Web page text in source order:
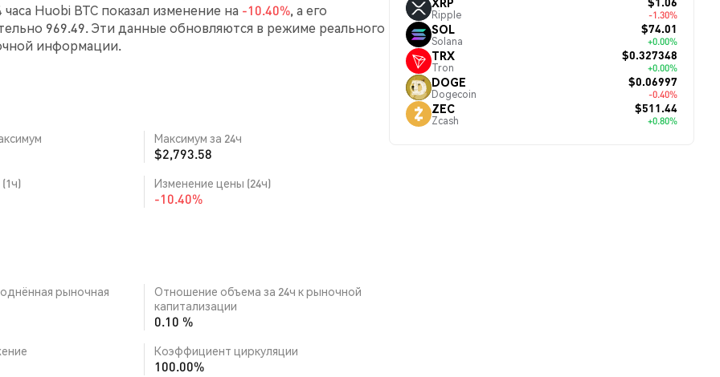
Huobi BTC показал изменение на -10.40%, а его
969.49. Эти данные обновляются в режиме реального
информации.
Максимум за 24ч
$2,793.58
Изменение цены (24ч)
-10.40%
рыночная
Отношение объема за 24ч к рыночной
капитализации
0.10 %
Коэффициент циркуляции
100.00%
Ripple -1.30%
SOL
Solana
$74.01
+0.00%
TRX
Tron
$0.327348
+0.00%
DOGE
Dogecoin
$0.06997
-0.40%
ZEC
Zcash
$511.44
+0.80%